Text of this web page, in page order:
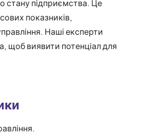
стану підприємства. Це
показників,
Наші експерти
щоб виявити потенціал для